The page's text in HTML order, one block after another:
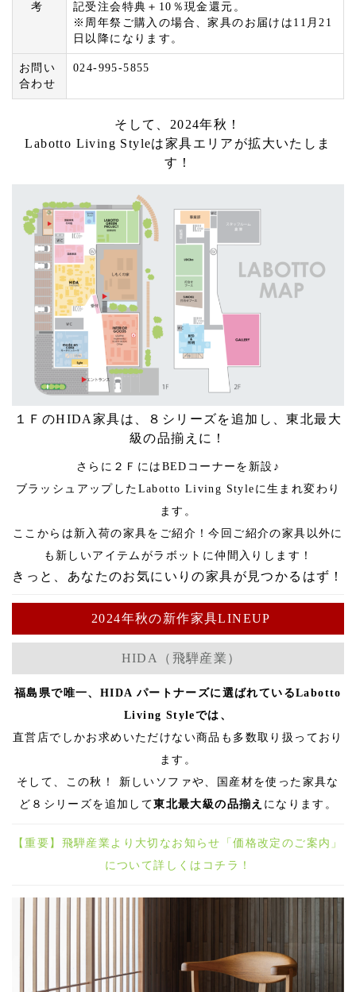
考
記受注会特典＋10％現金還元。
※周年祭ご購入の場合、家具のお届けは11月21
日以降になります。
お問い
合わせ
024-995-5855
そして、2024年秋！
Labotto Living Styleは家具エリアが拡大いたしま
す！
１ＦのHIDA家具は、８シリーズを追加し、東北最大
級の品揃えに！
さらに２ＦにはBEDコーナーを新設♪
ブラッシュアップしたLabotto Living Styleに生まれ変わり
ます。
ここからは新入荷の家具をご紹介！今回ご紹介の家具以外に
も新しいアイテムがラボットに仲間入りします！
きっと、あなたのお気にいりの家具が見つかるはず！
2024年秋の新作家具LINEUP
HIDA（飛騨産業）
福島県で唯一、HIDA パートナーズに選ばれているLabotto
Living Styleでは、
直営店でしかお求めいただけない商品も多数取り扱っており
ます。
そして、この秋！ 新しいソファや、国産材を使った家具な
ど８シリーズを追加して東北最大級の品揃え になります。
【重要】飛騨産業より大切なお知らせ「価格改定のご案内」
について詳しくはコチラ！